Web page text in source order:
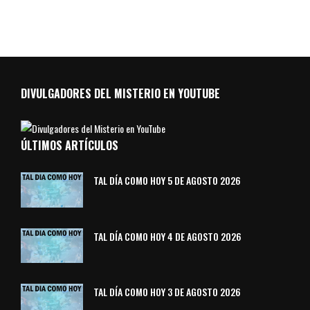
DIVULGADORES DEL MISTERIO EN YOUTUBE
ÚLTIMOS ARTÍCULOS
TAL DÍA COMO HOY 5 DE AGOSTO 2026
TAL DÍA COMO HOY 4 DE AGOSTO 2026
TAL DÍA COMO HOY 3 DE AGOSTO 2026